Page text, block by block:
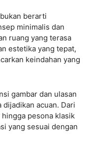
berarti
minimalis dan
ruang yang terasa
estetika yang tepat,
keindahan yang
gambar dan ulasan
acuan. Dari
hingga pesona klasik
yang sesuai dengan